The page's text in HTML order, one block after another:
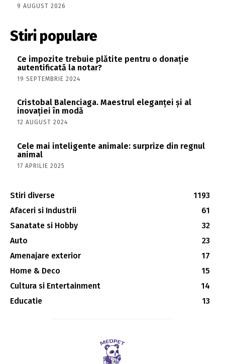
9 AUGUST 2026
Stiri populare
Ce impozite trebuie plătite pentru o donație
autentificată la notar?
19 SEPTEMBRIE 2024
Cristobal Balenciaga. Maestrul eleganței și al
inovației în modă
12 AUGUST 2024
Cele mai inteligente animale: surprize din regnul
animal
17 APRILIE 2025
Stiri diverse
1193
Afaceri si Industrii
61
Sanatate si Hobby
32
Auto
23
Amenajare exterior
17
Home & Deco
15
Cultura si Entertainment
14
Educatie
13